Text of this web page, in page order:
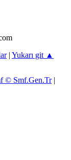
| Yukarı git ▲
© Smf.Gen.Tr|